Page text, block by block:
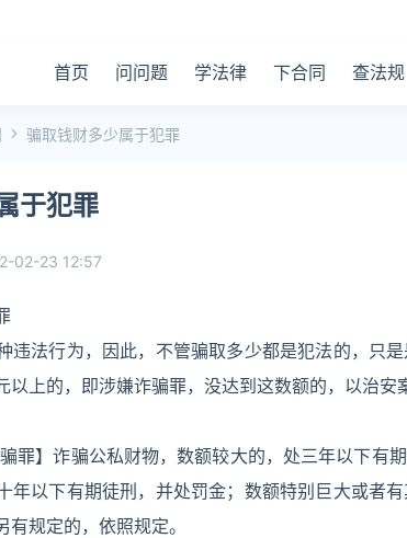
首页 问问题 学法律 下合同 查法规
骗取钱财多少属于犯罪
于犯罪
02-23 12:57
违法行为，因此，不管骗取多少都是犯法的，只
以上的，即涉嫌诈骗罪，没达到这数额的，以治安
罪】诈骗公私财物，数额较大的，处三年以下有
年以下有期徒刑，并处罚金；数额特别巨大或者
规定的，依照规定。